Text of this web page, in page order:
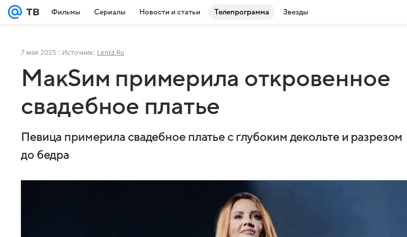
Фильмы Сериалы Новости и статьи Телепрограмма Звезды
7 мая 2025 Источник: Lenta.Ru
МакSим примерила откровенное
свадебное платье
Певица примерила свадебное платье с глубоким декольте и разрезом
до бедра